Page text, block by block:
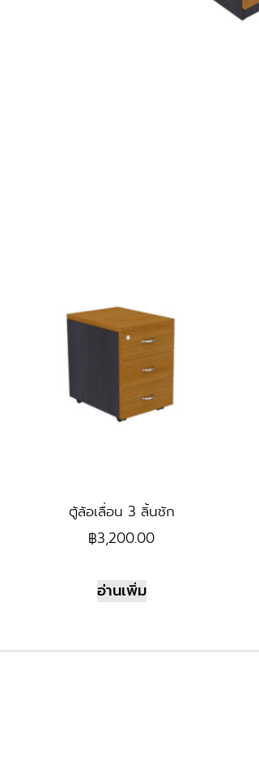
ตู้ล้อเลื่อน 3 ลิ้นชัก
฿3,200.00
อ่านเพิ่ม